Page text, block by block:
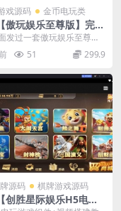
戏源码 金币电玩类
傲玩娱乐至尊版】完美
+带授权工具+双端
发过一套傲玩娱乐至尊版
，这套和那套子游戏差不
格不太一样...
51 299.9
源码 棋牌游戏源码
创胜星际娱乐H5电玩